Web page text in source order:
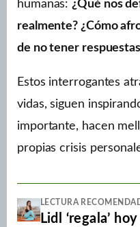
humanas:¿Qué nos
realmente? ¿Cómo
de no tener
Estos interrogantes
vidas, siguen
importante, hacen
propias crisis
LECTURA
Lidl ‘regala’